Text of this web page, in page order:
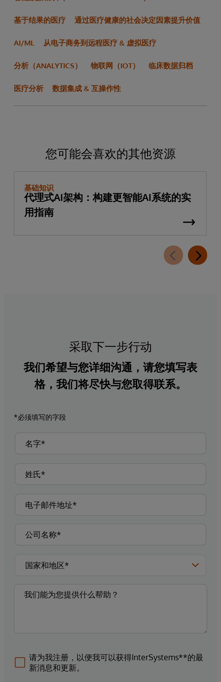
基于结果的医疗 通过医疗健康的社会决定因素提升价值
AI/ML 从电子商务到远程医疗 & 虚拟医疗
分析（ANALYTICS） 物联网（IOT） 临床数据归档
医疗分析 数据集成 & 互操作性
您可能会喜欢的其他资源
基础知识
代理式AI架构：构建更智能AI系统的实
用指南
采取下一步行动
我们希望与您详细沟通，请您填写表
格，我们将尽快与您取得联系。
*必须填写的字段
请为我注册，以便我可以获得InterSystems**的最
新消息和更新。